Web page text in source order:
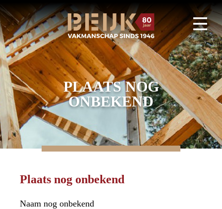
PLAATS NOG
ONBEKEND
Plaats nog onbekend
Naam nog onbekend